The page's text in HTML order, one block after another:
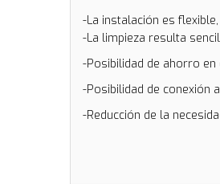
-La instalación es
-La limpieza resulta
-Posibilidad de ahorro
-Posibilidad de conexión
-Reducción de la